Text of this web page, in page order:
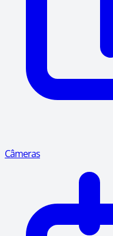
Câmeras